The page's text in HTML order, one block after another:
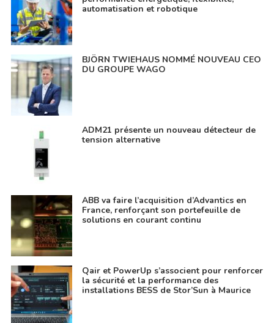
automatisation et robotique
BJÖRN TWIEHAUS NOMMÉ NOUVEAU CEO
DU GROUPE WAGO
ADM21 présente un nouveau détecteur de
tension alternative
ABB va faire l’acquisition d’Advantics en
France, renforçant son portefeuille de
solutions en courant continu
Qair et PowerUp s’associent pour renforcer
la sécurité et la performance des
installations BESS de Stor’Sun à Maurice